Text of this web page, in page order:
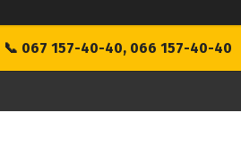
📞 067 157-40-40, 066 157-40-40